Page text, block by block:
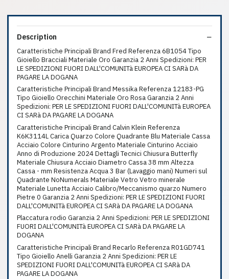
Description
Caratteristiche Principali Brand Fred Referenza 6B1054 Tipo
Gioiello Bracciali Materiale Oro Garanzia 2 Anni Spedizioni: PER
LE SPEDIZIONI FUORI DALL'COMUNITà EUROPEA CI SARà DA
PAGARE LA DOGANA
Caratteristiche Principali Brand Messika Referenza 12183-PG
Tipo Gioiello Orecchini Materiale Oro Rosa Garanzia 2 Anni
Spedizioni: PER LE SPEDIZIONI FUORI DALL'COMUNITà EUROPEA
CI SARà DA PAGARE LA DOGANA
Caratteristiche Principali Brand Calvin Klein Referenza
K6K3114L Carica Quarzo Colore Quadrante Blu Materiale Cassa
Acciaio Colore Cinturino Argento Materiale Cinturino Acciaio
Anno di Produzione 2024 Dettagli Tecnici Chiusura Butterfly
Materiale Chiusura Acciaio Diametro Cassa 38 mm Altezza
Cassa - mm Resistenza Acqua 3 Bar (Lavaggio mani) Numeri sul
Quadrante NoNumerals Materiale Vetro Vetro minerale
Materiale Lunetta Acciaio Calibro/Meccanismo quarzo Numero
Pietre 0 Garanzia 2 Anni Spedizioni: PER LE SPEDIZIONI FUORI
DALL'COMUNITà EUROPEA CI SARà DA PAGARE LA DOGANA
Placcatura rodio Garanzia 2 Anni Spedizioni: PER LE SPEDIZIONI
FUORI DALL'COMUNITà EUROPEA CI SARà DA PAGARE LA
DOGANA
Caratteristiche Principali Brand Recarlo Referenza R01GD741
Tipo Gioiello Anelli Garanzia 2 Anni Spedizioni: PER LE
SPEDIZIONI FUORI DALL'COMUNITà EUROPEA CI SARà DA
PAGARE LA DOGANA